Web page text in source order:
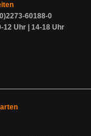
60188-0
12 Uhr | 14-18 Uhr